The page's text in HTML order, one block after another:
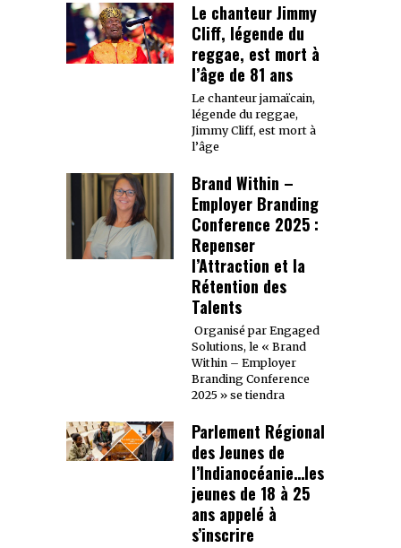
Le chanteur Jimmy
Cliff, légende du
reggae, est mort à
l’âge de 81 ans
Le chanteur jamaïcain,
légende du reggae,
Jimmy Cliff, est mort à
l’âge
Brand Within –
Employer Branding
Conference 2025 :
Repenser
l’Attraction et la
Rétention des
Talents
Organisé par Engaged
Solutions, le « Brand
Within – Employer
Branding Conference
2025 » se tiendra
Parlement Régional
des Jeunes de
l’Indianocéanie…les
jeunes de 18 à 25
ans appelé à
s’inscrire